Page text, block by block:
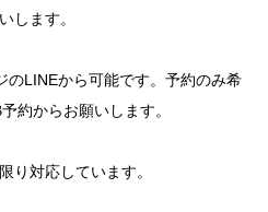
します。
のLINEから可能です。予約のみ希
約からお願いします。
り対応しています。